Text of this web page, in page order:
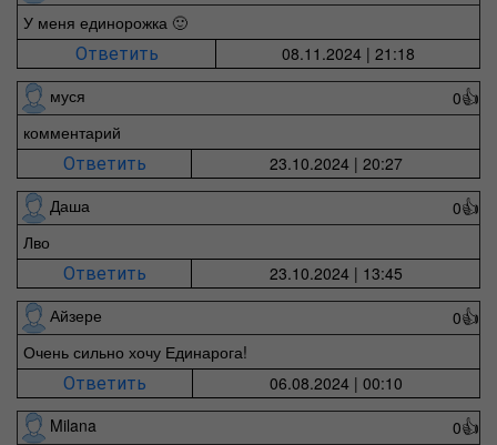
У меня единорожка 🙂
Ответить
08.11.2024 | 21:18
муся
0👍
комментарий
Ответить
23.10.2024 | 20:27
Даша
0👍
Лво
Ответить
23.10.2024 | 13:45
Айзере
0👍
Очень сильно хочу Единарога!
Ответить
06.08.2024 | 00:10
Milana
0👍